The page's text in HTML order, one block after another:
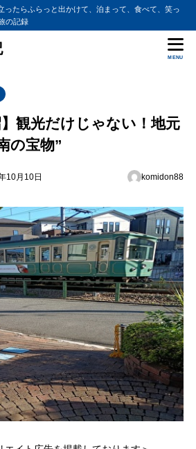
ったらふらっと出かけて、泊まって、食べて、笑っ
の記録
MENU
】観光だけじゃない！地元
の宝物”
10月10日 komidon88